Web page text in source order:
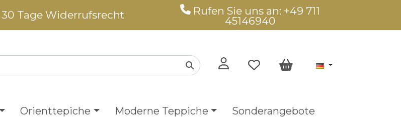
30 Tage Widerrufsrecht
Rufen Sie uns an: +49 711
45146940
Orienttepiche Moderne Teppiche
Sonderangebote